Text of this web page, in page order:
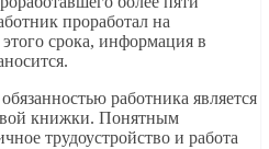
проработал на
срока, информация в
работника является
книжки. Понятным
трудоустройство и работа